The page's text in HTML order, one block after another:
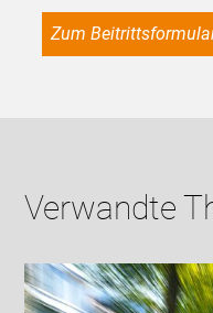
Zum
Verwandte